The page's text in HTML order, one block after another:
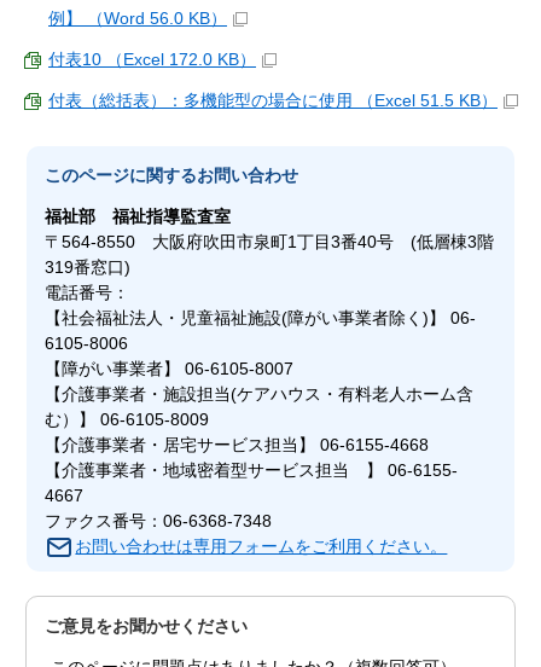
例】 （Word 56.0 KB）
付表10 （Excel 172.0 KB）
付表（総括表）：多機能型の場合に使用 （Excel 51.5 KB）
このページに関するお問い合わせ
福祉部福祉指導監査室
〒564-8550 大阪府吹田市泉町1丁目3番40号 (低層棟3階
319番窓口)
電話番号：
【社会福祉法人・児童福祉施設(障がい事業者除く)】 06-
6105-8006
【障がい事業者】 06-6105-8007
【介護事業者・施設担当(ケアハウス・有料老人ホーム含
む）】 06-6105-8009
【介護事業者・居宅サービス担当】 06-6155-4668
【介護事業者・地域密着型サービス担当 】 06-6155-
4667
ファクス番号：06-6368-7348
お問い合わせは専用フォームをご利用ください。
ご意見をお聞かせください